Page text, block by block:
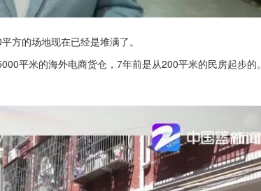
方的场地现在已经是堆满了。
平米的海外电商货仓，7年前是从200平米的民房起步的。